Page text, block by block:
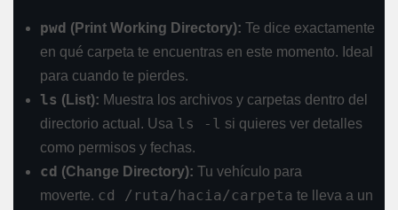
pwd (Print Working Directory): Te dice exactamente
en qué carpeta te encuentras en este momento. Ideal
para cuando te pierdes.
ls (List): Muestra los archivos y carpetas dentro del
directorio actual. Usa ls -l si quieres ver detalles
como permisos y fechas.
cd (Change Directory): Tu vehículo para
moverte. cd /ruta/hacia/carpeta te lleva a un